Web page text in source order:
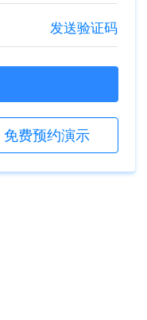
发送验证码
免费预约演示